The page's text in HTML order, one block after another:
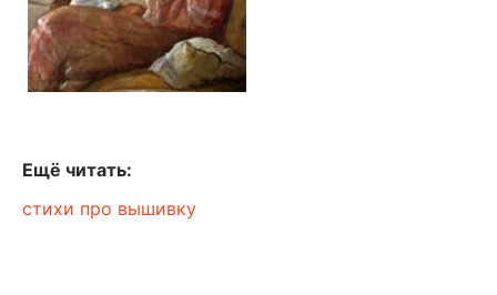
Ещё читать:
стихи про вышивку